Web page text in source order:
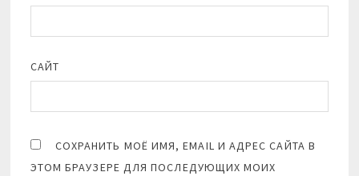
САЙТ
СОХРАНИТЬ МОЁ ИМЯ, EMAIL И АДРЕС САЙТА В
ЭТОМ БРАУЗЕРЕ ДЛЯ ПОСЛЕДУЮЩИХ МОИХ